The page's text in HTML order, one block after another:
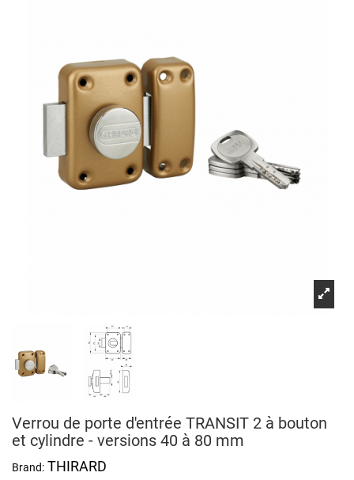
Verrou de porte d'entrée TRANSIT 2 à bouton
et cylindre - versions 40 à 80 mm
Brand: THIRARD